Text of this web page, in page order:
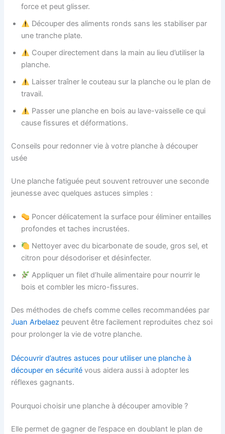
force et peut glisser.
Découper des aliments ronds sans les stabiliser par
une tranche plate.
Couper directement dans la main au lieu d’utiliser la
planche.
Laisser traîner le couteau sur la planche ou le plan de
travail.
Passer une planche en bois au lave-vaisselle ce qui
cause fissures et déformations.
Conseils pour redonner vie à votre planche à découper
usée
Une planche fatiguée peut souvent retrouver une seconde
jeunesse avec quelques astuces simples :
Poncer délicatement la surface pour éliminer entailles
profondes et taches incrustées.
Nettoyer avec du bicarbonate de soude, gros sel, et
citron pour désodoriser et désinfecter.
Appliquer un filet d’huile alimentaire pour nourrir le
bois et combler les micro-fissures.
Des méthodes de chefs comme celles recommandées par
Juan Arbelaez peuvent être facilement reproduites chez soi
pour prolonger la vie de votre planche.
Découvrir d’autres astuces pour utiliser une planche à
découper en sécurité vous aidera aussi à adopter les
réflexes gagnants.
Pourquoi choisir une planche à découper amovible ?
Elle permet de gagner de l’espace en doublant le plan de